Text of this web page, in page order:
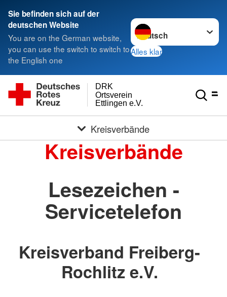
Sie befinden sich auf der
deutschen Website
You are on the German website,
you can use the switch to switch to
the English one
Sprache wechseln zu
Alles klar
Ettlingen e.V.
Ortsverein
DRK
Kreisverbände
Kreisverbände
Lesezeichen -
Servicetelefon
Kreisverband Freiberg-
Rochlitz e.V.